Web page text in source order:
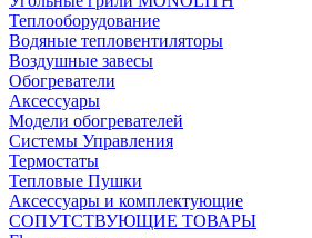
Теплооборудование
Водяные тепловентиляторы
Воздушные завесы
Обогреватели
Аксессуары
Модели обогревателей
Системы Управления
Термостаты
Тепловые Пушки
Аксессуары и комплектующие
СОПУТСТВУЮЩИЕ ТОВАРЫ